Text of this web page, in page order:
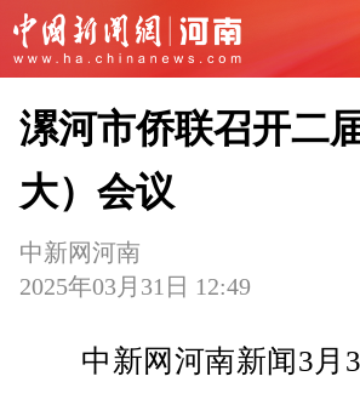
漯河市侨联召开二
大）会议
中新网河南
2025年03月31日 12:49
中新网河南新闻3月